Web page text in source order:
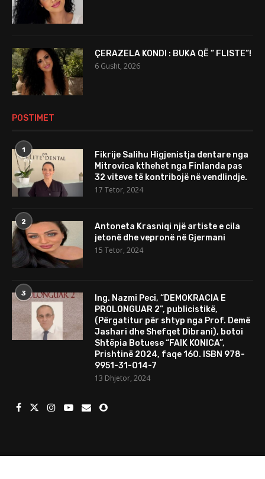
ÇERAZELA KONDI : BUKA QË ” FLISTE”!
6 Gusht, 2026
POSTIMET
1
Fikrije Salihu Higjenistja dentare nga
Mitrovica kthehet nga Finlanda pas
32 viteve të kontribojë në vendlindje.
17 Tetor, 2024
2
Antoneta Krasniqi një artiste e cila
jetonë dhe vepronë në Gjermani
15 Tetor, 2024
3
Ing. Nazmi Peci, “DEMOKRACIA E
PROLONGUAR 2”, publicistikë,
(Përgatitur për shtyp nga Prof. Demë
Jashari dhe Shefqet Dibrani), botoi
Shtëpia Botuese “FAIK KONICA”,
Prishtinë 2024, faqe 160. ISBN 978-
9951-31-014-7
13 Dhjetor, 2024